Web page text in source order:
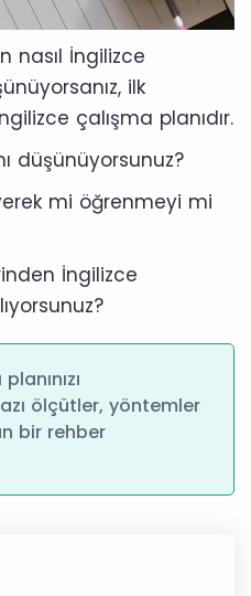
nasıl İngilizce
ilk
çalışma planıdır.
düşünüyorsunuz?
mi öğrenmeyi mi
İngilizce
ölçütler, yöntemler
bir rehber